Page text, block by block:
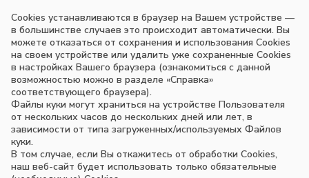
Cookies устанавливаются в браузер на Вашем устройстве —
в большинстве случаев это происходит автоматически. Вы
можете отказаться от сохранения и использования Cookies
на своем устройстве или удалить уже сохраненные Cookies
в настройках Вашего браузера (ознакомиться с данной
возможностью можно в разделе «Справка»
соответствующего браузера).
Файлы куки могут храниться на устройстве Пользователя
от нескольких часов до нескольких дней или лет, в
зависимости от типа загруженных/используемых Файлов
куки.
В том случае, если Вы откажитесь от обработки Cookies,
наш веб-сайт будет использовать только обязательные